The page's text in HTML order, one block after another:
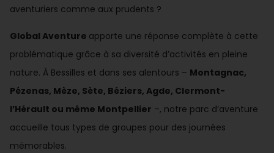
aventuriers comme aux prudents ?
Global Aventure apporte une réponse complète à cette
problématique grâce à sa diversité d’activités en pleine
nature. À Bessilles et dans ses alentours – Montagnac,
Pézenas, Mèze, Sète, Béziers, Agde, Clermont-
l’Hérault ou même Montpellier –, notre parc d’aventure
accueille tous types de groupes pour des journées
mémorables.